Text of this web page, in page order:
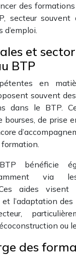
des
secteur souvent
et
BTP
en
souvent
dans le BTP.
bourses, de prise
formation.
bénéficie
via
aides
l’adaptation des
ou
des